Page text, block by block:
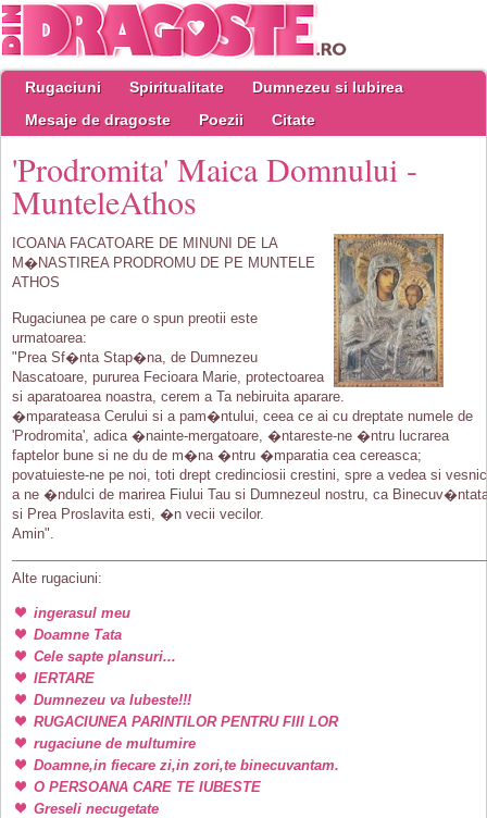
Rugaciuni Spiritualitate
Dumnezeu si Iubirea
Mesaje de dragoste
Poezii Citate
'Prodromita' Maica Domnului -
MunteleAthos
ICOANA FACATOARE DE MINUNI DE LA
M�NASTIREA PRODROMU DE PE MUNTELE
ATHOS
Rugaciunea pe care o spun preotii este
urmatoarea:
"Prea Sf�nta Stap�na, de Dumnezeu
Nascatoare, pururea Fecioara Marie, protectoarea
si aparatoarea noastra, cerem a Ta nebiruita aparare.
�mparateasa Cerului si a pam�ntului, ceea ce ai cu dreptate numele de
'Prodromita', adica �nainte-mergatoare, �ntareste-ne �ntru lucrarea
faptelor bune si ne du de m�na �ntru �mparatia cea cereasca;
povatuieste-ne pe noi, toti drept credinciosii crestini, spre a vedea si vesnic
a ne �ndulci de marirea Fiului Tau si Dumnezeul nostru, ca
si Prea Proslavita esti, �n vecii vecilor.
Amin".
Alte rugaciuni:
ingerasul meu
Doamne Tata
Cele sapte plansuri...
IERTARE
Dumnezeu va Iubeste!!!
RUGACIUNEA PARINTILOR PENTRU FIII LOR
rugaciune de multumire
Doamne,in fiecare zi,in zori,te binecuvantam.
O PERSOANA CARE TE IUBESTE
Greseli necugetate